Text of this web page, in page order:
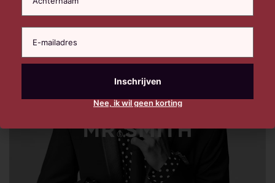
Nee, ik wil geen korting